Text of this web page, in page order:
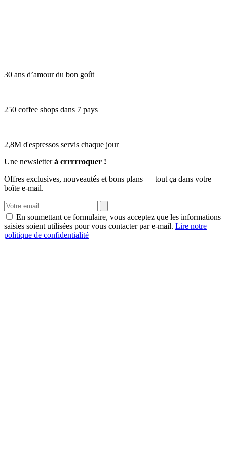
30 ans d’amour du bon goût
250 coffee shops dans 7 pays
2,8M d'espressos servis chaque jour
Une newsletterà crrrrroquer !
Offres exclusives, nouveautés et bons plans — tout ça dans votre
boîte e-mail.
En soumettant ce formulaire, vous acceptez que les informations
saisies soient utilisées pour vous contacter par e-mail. Lire notre
politique de confidentialité